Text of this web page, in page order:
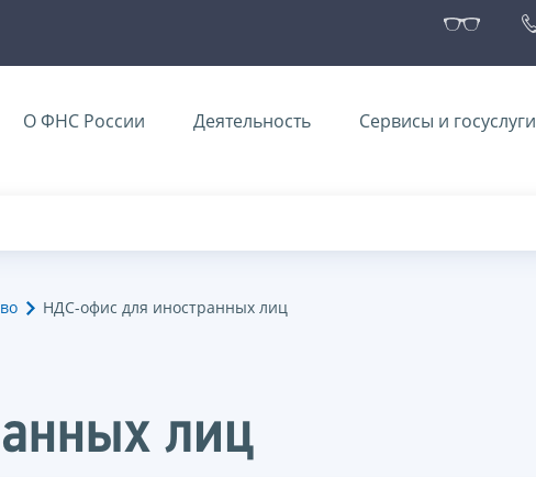
О ФНС России Деятельность Сервисы и госуслуги
НДС-офис для иностранных лиц
лиц